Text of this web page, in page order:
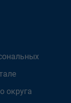
округа